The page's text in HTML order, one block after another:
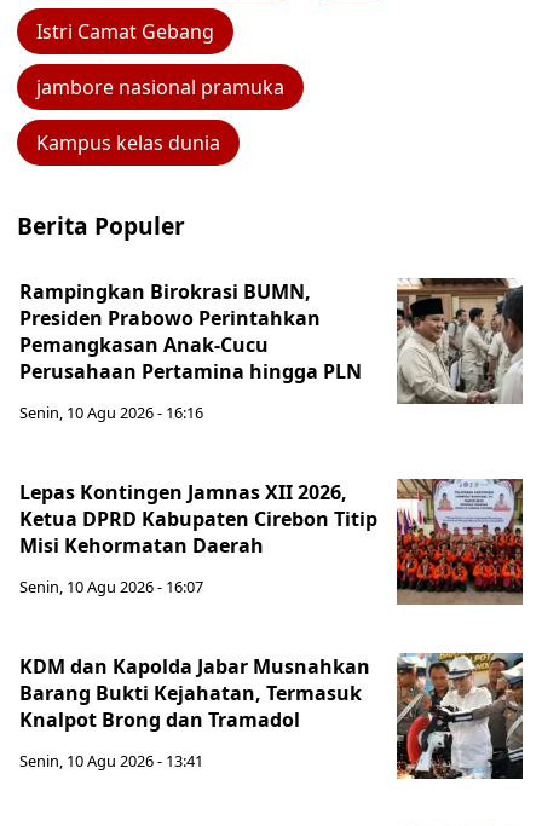
Istri Camat Gebang
jambore nasional pramuka
Kampus kelas dunia
Berita Populer
Rampingkan Birokrasi BUMN,
Presiden Prabowo Perintahkan
Pemangkasan Anak-Cucu
Perusahaan Pertamina hingga PLN
Senin, 10 Agu 2026 - 16:16
Lepas Kontingen Jamnas XII 2026,
Ketua DPRD Kabupaten Cirebon Titip
Misi Kehormatan Daerah
Senin, 10 Agu 2026 - 16:07
KDM dan Kapolda Jabar Musnahkan
Barang Bukti Kejahatan, Termasuk
Knalpot Brong dan Tramadol
Senin, 10 Agu 2026 - 13:41